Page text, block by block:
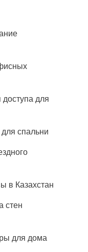
для
спальни
в Казахстан
стен
для дома